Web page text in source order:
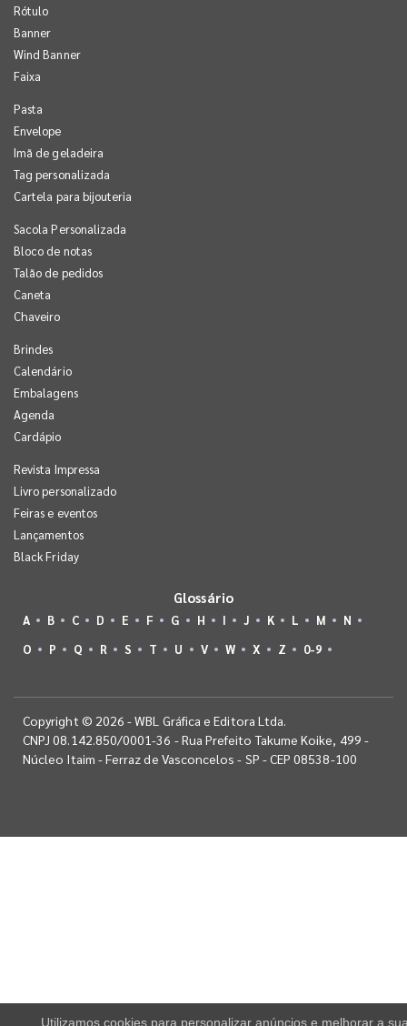
Rótulo
Banner
Wind Banner
Faixa
Pasta
Envelope
Imã de geladeira
Tag personalizada
Cartela para bijouteria
Sacola Personalizada
Bloco de notas
Talão de pedidos
Caneta
Chaveiro
Brindes
Calendário
Embalagens
Agenda
Cardápio
Revista Impressa
Livro personalizado
Feiras e eventos
Lançamentos
Black Friday
Glossário
A B C D E F G H I J K L M
N
O
P Q R S T U V W X Z 0-9
Copyright © 2026 - WBL Gráfica e Editora Ltda.
CNPJ 08.142.850/0001-36 - Rua Prefeito Takume Koike, 499 -
Núcleo Itaim - Ferraz de Vasconcelos - SP - CEP 08538-100
Utilizamos cookies para personalizar anúncios e melhorar a